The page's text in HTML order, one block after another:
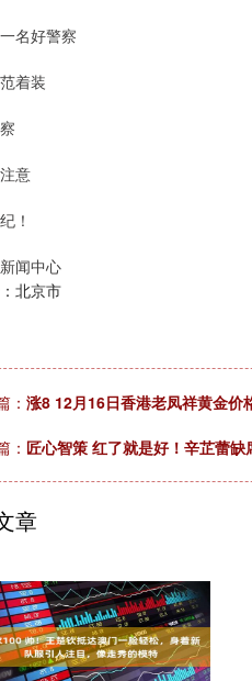
名好警察
着装
意
！
闻中心
北京市
： 涨8 12月16日香港老凤祥黄金价
： 匠心智策 红了就是好！辛芷蕾
章